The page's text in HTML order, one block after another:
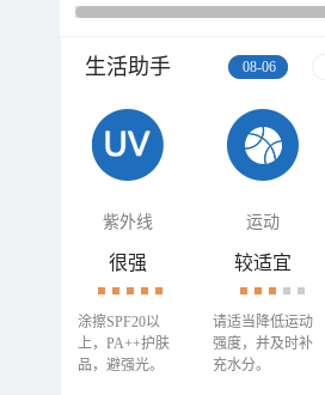
生活助手 08-06
紫外线 运动
很强
涂擦SPF20以
上，PA++护肤
品，避强光。
较适宜
请适当降低运动
强度，并及时补
充水分。